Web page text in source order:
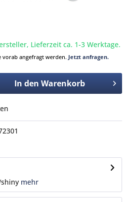
Lieferzeit ca. 1-3 Werktage.
vorab angefragt werden. Jetzt anfragen.
In den Warenkorb
mehr